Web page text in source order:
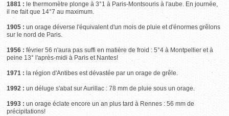
1881 : le thermomètre plonge à 3°1 à Paris-Montsouris à l'aube. En journée,
il ne fait que 14°7 au maximum.
1905 : un orage déverse l'équivalent d'un mois de pluie et d'énormes grêlons
sur le nord de Paris.
1956 : février 56 n'aura pas suffi en matière de froid : 5°4 à Montpellier et à
peine 13° l'après-midi à Paris et Nantes!
1971 : la région d'Antibes est dévastée par un orage de grêle.
1992 : un déluge s'abat sur Aurillac : 78 mm de pluie sous un orage.
1993 : un orage éclate encore un an plus tard à Rennes : 56 mm de
précipitations!